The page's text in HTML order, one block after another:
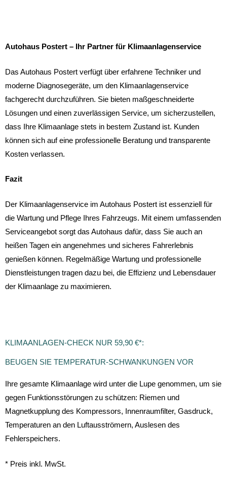
Autohaus Postert – Ihr Partner für Klimaanlagenservice
Das Autohaus Postert verfügt über erfahrene Techniker und
moderne Diagnosegeräte, um den Klimaanlagenservice
fachgerecht durchzuführen. Sie bieten maßgeschneiderte
Lösungen und einen zuverlässigen Service, um sicherzustellen,
dass Ihre Klimaanlage stets in bestem Zustand ist. Kunden
können sich auf eine professionelle Beratung und transparente
Kosten verlassen.
Fazit
Der Klimaanlagenservice im Autohaus Postert ist essenziell für
die Wartung und Pflege Ihres Fahrzeugs. Mit einem umfassenden
Serviceangebot sorgt das Autohaus dafür, dass Sie auch an
heißen Tagen ein angenehmes und sicheres Fahrerlebnis
genießen können. Regelmäßige Wartung und professionelle
Dienstleistungen tragen dazu bei, die Effizienz und Lebensdauer
der Klimaanlage zu maximieren.
KLIMAANLAGEN-CHECK NUR 59,90 €*:
BEUGEN SIE TEMPERATUR-SCHWANKUNGEN VOR
Ihre gesamte Klimaanlage wird unter die Lupe genommen, um sie
gegen Funktionsstörungen zu schützen: Riemen und
Magnetkupplung des Kompressors, Innenraumfilter, Gasdruck,
Temperaturen an den Luftausströmern, Auslesen des
Fehlerspeichers.
* Preis inkl. MwSt.